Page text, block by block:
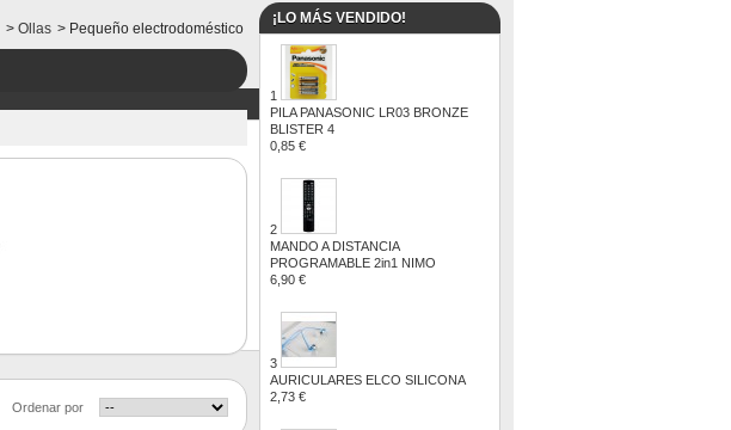
> Ollas > Pequeño electrodoméstico
Ordenar por
¡LO MÁS VENDIDO!
1
PILA PANASONIC LR03 BRONZE
BLISTER 4
0,85 €
2
MANDO A DISTANCIA
PROGRAMABLE 2in1 NIMO
6,90 €
3
AURICULARES ELCO SILICONA
2,73 €